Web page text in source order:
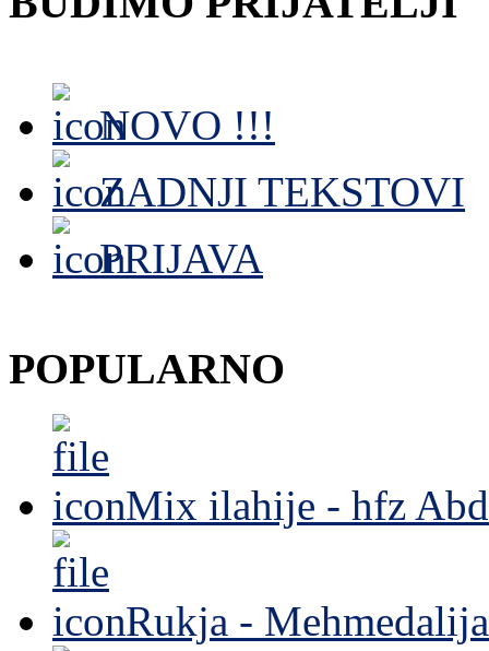
NOVO !!!
ZADNJI TEKSTOVI
PRIJAVA
POPULARNO
Mix ilahije - hfz
Rukja -